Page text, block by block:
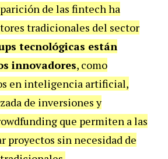
de las fintech ha
tradicionales del sector
tecnológicas están
innovadores, como
en inteligencia artificial,
de inversiones y
que permiten a las
proyectos sin necesidad de